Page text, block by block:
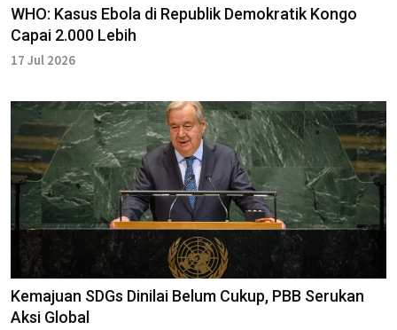
WHO: Kasus Ebola di Republik Demokratik Kongo
Capai 2.000 Lebih
17 Jul 2026
Kemajuan SDGs Dinilai Belum Cukup, PBB Serukan
Aksi Global